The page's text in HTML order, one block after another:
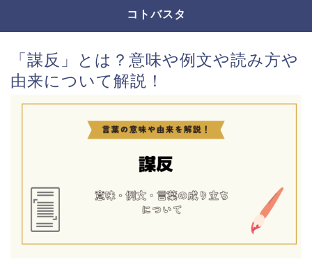
コトバスタ
「謀反」とは？意味や例文や読み方や
由来について解説！